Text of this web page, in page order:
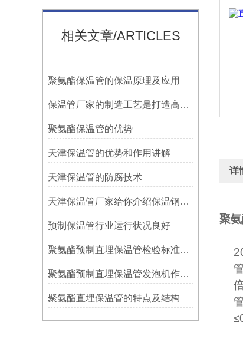
相关文章/ARTICLES
聚氨酯保温管的保温原理及应用
保温管厂家的制造工艺是打造高品质保温材料的关键
聚氨酯保温管的优势
天津保温管的优势和作用讲解
天津保温管的防腐技术
天津保温管厂家给你介绍保温钢管都有哪些分类？
预制保温管行业运行状况良好
聚氨酯预制直埋保温管检验标准（二） 聚氨酯保温层检验
聚氨酯预制直埋保温管发泡机作业指导书
聚氨酯直埋保温管的特点及结构
详
聚
≤